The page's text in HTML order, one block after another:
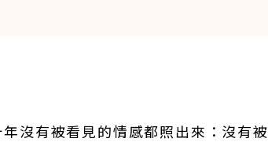
沒有被看見的情感都照出來：沒有被